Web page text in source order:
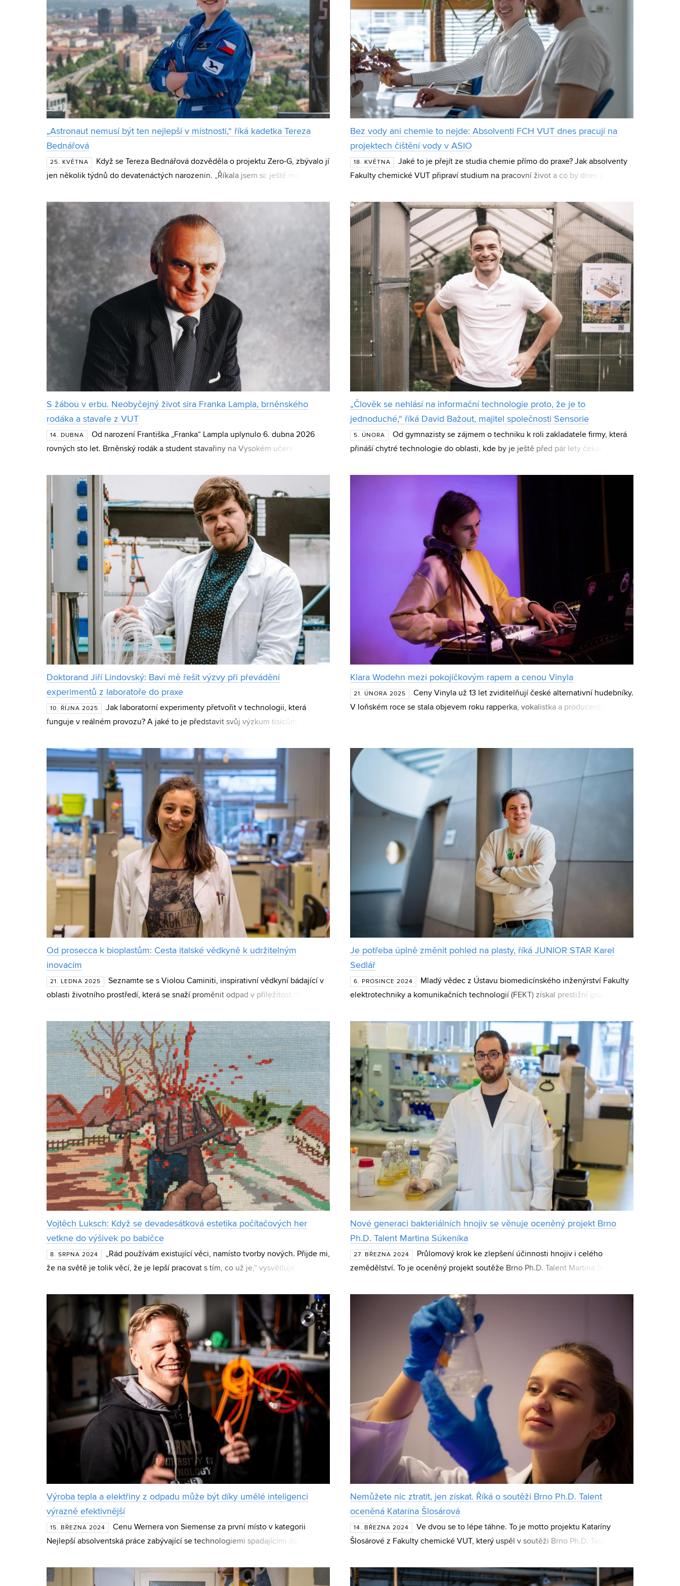
„Astronaut nemusí být ten nejlepší v místnosti,“ říká kadetka Tereza
Bednářová
25. KVĚTNA
Když se Tereza Bednářová dozvěděla o projektu Zero-G, zbývalo jí
jen několik týdnů do devatenáctých narozenin. „Říkala jsem si: ještě můžeš, tak
Bez vody ani chemie to nejde: Absolventi FCH VUT dnes pracují na
projektech čištění vody v ASIO
18. KVĚTNA
Jaké to je přejít ze studia chemie přímo do praxe? Jak absolventy
Fakulty chemické VUT připraví studium na pracovní život a co by dnes poradili
S žábou v erbu. Neobyčejný život sira Franka Lampla, brněnského
rodáka a stavaře z VUT
14. DUBNA
Od narození Františka „Franka“ Lampla uplynulo 6. dubna 2026
rovných sto let. Brněnský rodák a student stavařiny na Vysokém učení
„Člověk se nehlásí na informační technologie proto, že je to
jednoduché,“ říká David Bažout, majitel společnosti Sensorie
5. ÚNORA
Od gymnazisty se zájmem o techniku k roli zakladatele firmy, která
přináší chytré technologie do oblasti, kde by je ještě před pár lety čekal
Doktorand Jiří Lindovský: Baví mě řešit výzvy při převádění
experimentů z laboratoře do praxe
10. ŘÍJNA 2025
Jak laboratorní experimenty přetvořit v technologii, která
funguje v reálném provozu? A jaké to je představit svůj výzkum tisícům
Klara Wodehn mezi pokojíčkovým rapem a cenou Vinyla
21. ÚNORA 2025
Ceny Vinyla už 13 let zviditelňují české alternativní hudebníky.
V loňském roce se stala objevem roku rapperka, vokalistka a producentka Klara
Od prosecca k bioplastům: Cesta italské vědkyně k udržitelným
inovacím
21. LEDNA 2025
Seznamte se s Violou Caminiti, inspirativní vědkyní bádající v
oblasti životního prostředí, která se snaží proměnit odpad v příležitost. Viola
Je potřeba úplně změnit pohled na plasty, říká JUNIOR STAR Karel
Sedlář
6. PROSINCE 2024
Mladý vědec z Ústavu biomedicínského inženýrství Fakulty
elektrotechniky a komunikačních technologií (FEKT) získal prestižní grant. Karel
Vojtěch Luksch: Když se devadesátková estetika počítačových her
vetkne do výšivek po babičce
8. SRPNA 2024
„Rád používám existující věci, namísto tvorby nových. Přijde mi,
že na světě je tolik věcí, že je lepší pracovat s tím, co už je,“ vysvětluje
Nové generaci bakteriálních hnojiv se věnuje oceněný projekt Brno
Ph.D. Talent Martina Súkeníka
27. BŘEZNA 2024
Průlomový krok ke zlepšení účinnosti hnojiv i celého
zemědělství. To je oceněný projekt soutěže Brno Ph.D. Talent Martina Súkeníka
Výroba tepla a elektřiny z odpadu může být díky umělé inteligenci
výrazně efektivnější
15. BŘEZNA 2024
Cenu Wernera von Siemense za první místo v kategorii
Nejlepší absolventská práce zabývající se technologiemi spadajícími do
Nemůžete nic ztratit, jen získat. Říká o soutěži Brno Ph.D. Talent
oceněná Katarína Šlosárová
14. BŘEZNA 2024
Ve dvou se to lépe táhne. To je motto projektu Kataríny
Šlosárové z Fakulty chemické VUT, který uspěl v soutěži Brno Ph.D. Talent.